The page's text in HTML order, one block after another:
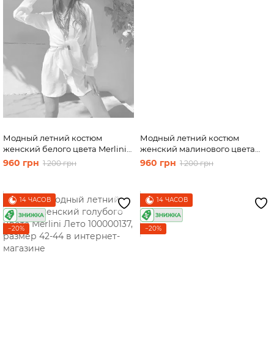
Модный летний костюм
женский белого цвета Merlini
Лето 100000135, размер 42-44
960 грн 1 200 грн
Модный летний костюм
женский малинового цвета
Merlini Лето 100000136, размер
960 грн 1 200 грн
14 ЧАСОВ
−20%
14 ЧАСОВ
−20%